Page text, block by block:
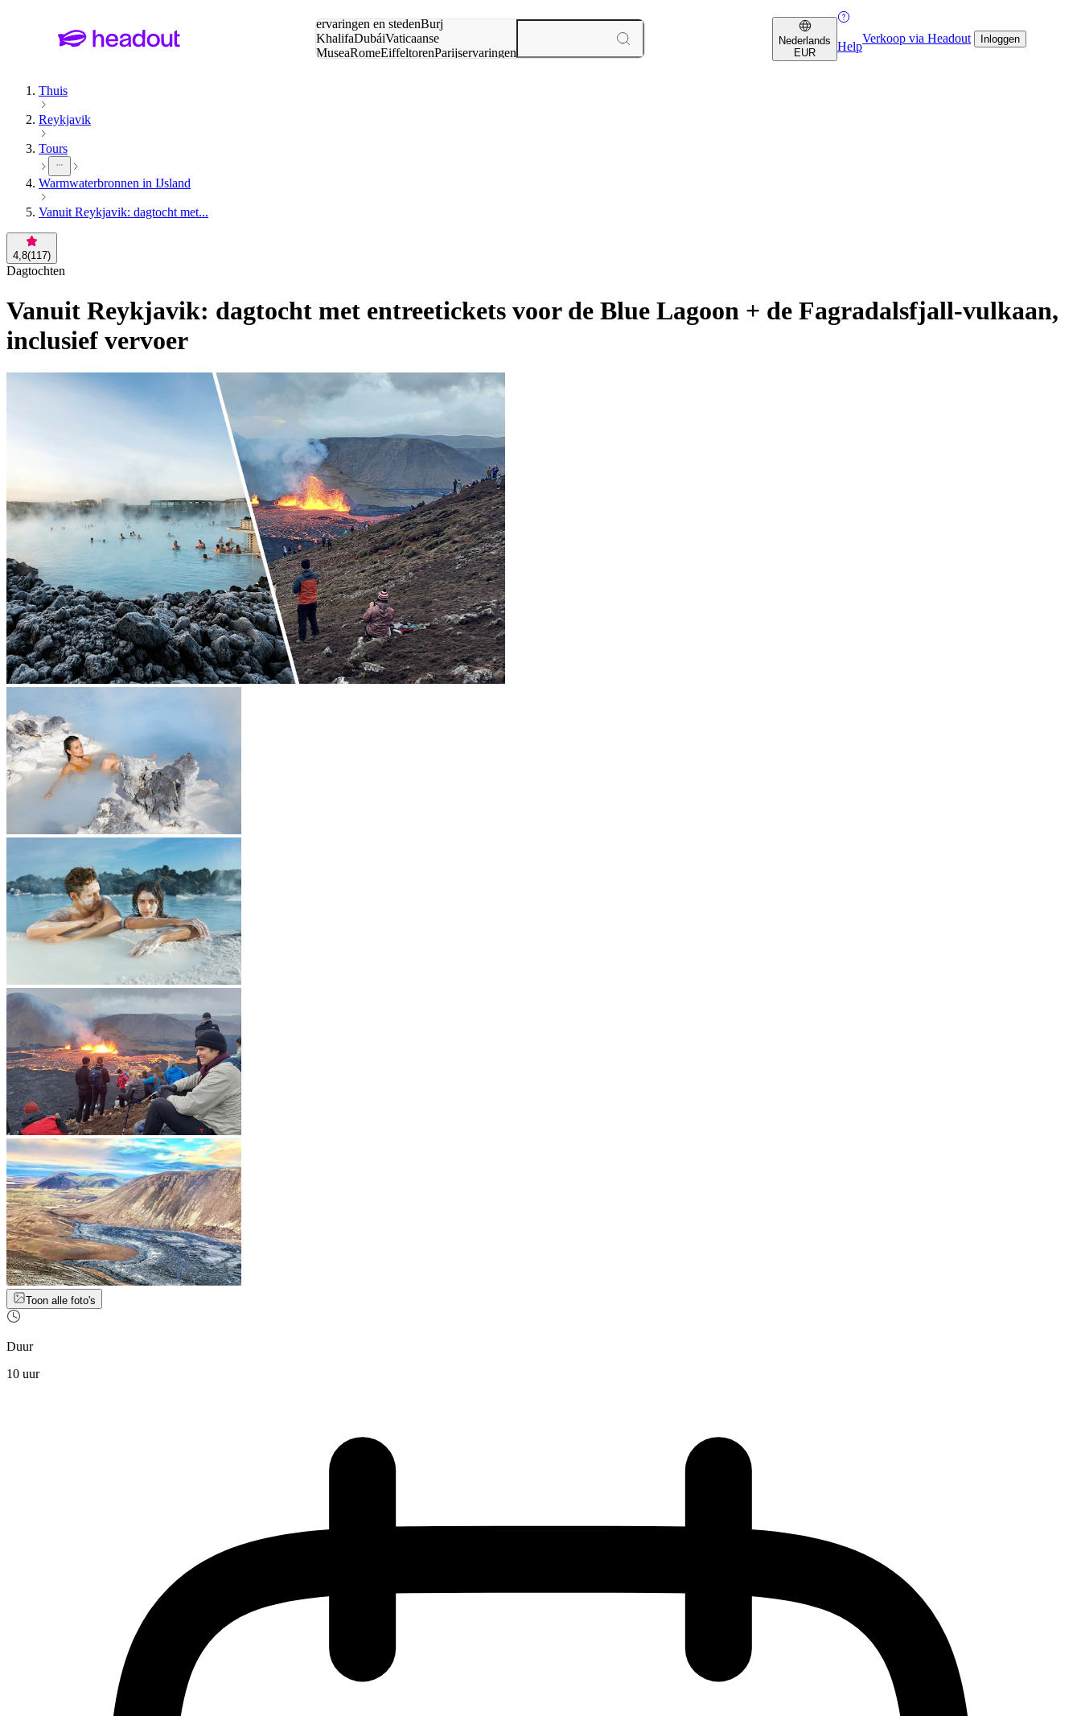
ervaringen en stedenBurj
KhalifaDubáiVaticaanse
MuseaRomeEiffeltorenParijservaringen
Nederlands
EUR
Help
Verkoop via Headout Inloggen
Thuis
Reykjavik
Tours
Warmwaterbronnen in IJsland
Vanuit Reykjavik: dagtocht met...
4,8(117)
Dagtochten
Vanuit Reykjavik: dagtocht met entreetickets voor de Blue Lagoon + de Fagradalsfjall-vulkaan,
inclusief vervoer
Toon alle foto's
Duur
10 uur